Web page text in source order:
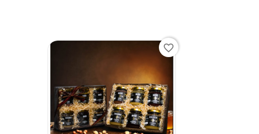
favorite_border